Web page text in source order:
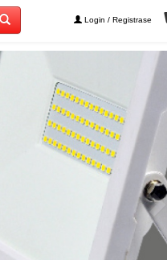
Login / Registrase